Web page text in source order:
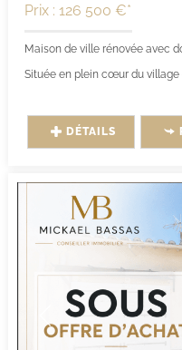
Prix : 126 500 €*
Située en plein cœur du village
DÉTAILS